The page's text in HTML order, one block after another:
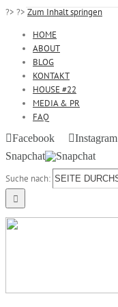
?> ?> Zum Inhalt springen
HOME
ABOUT
BLOG
KONTAKT
HOUSE #22
MEDIA & PR
FAQ
Facebook
Instagram
Snapchat
Suche nach: